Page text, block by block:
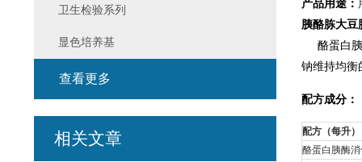
产品用途：
胰酪胨大豆
酪蛋白胰
钠维持均衡
配方成分：
配方（每升）
酪蛋白胰酶
卫生检验系列
显色培养基
查看更多
相关文章